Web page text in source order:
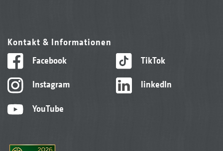
Kontakt & Informationen
Facebook
Instagram
YouTube
TikTok
linkedIn